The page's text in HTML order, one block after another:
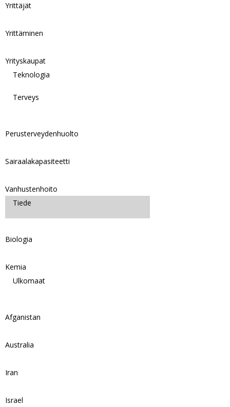
Yrittäjät
Yrittäminen
Yrityskaupat
Teknologia
Terveys
Perusterveydenhuolto
Sairaalakapasiteetti
Vanhustenhoito
Tiede
Biologia
Kemia
Ulkomaat
Afganistan
Australia
Iran
Israel